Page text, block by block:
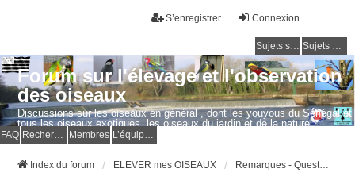
Connexion
S’enregistrer
Sujets sans réponse Sujets actifs
Forum sur l'élevage et l'observation
des oiseaux
Discussions sur les oiseaux en général , dont les youyous du Sénégal et
tous les oiseaux exotiques, les oiseaux du jardin et de la nature.
Questions, photos, expériences.
FAQ Membres
Index du forum ELEVER mes OISEAUX